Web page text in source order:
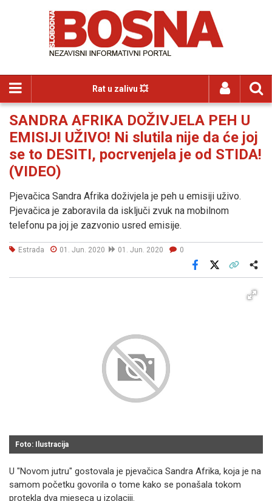
Rat u zalivu 💥
SANDRA AFRIKA DOŽIVJELA PEH U
EMISIJI UŽIVO! Ni slutila nije da će joj
se to DESITI, pocrvenjela je od STIDA!
(VIDEO)
Pjevačica Sandra Afrika doživjela je peh u emisiji uživo.
Pjevačica je zaboravila da isključi zvuk na mobilnom
telefonu pa joj je zazvonio usred emisije.
Estrada 01. Jun. 2020 01. Jun. 2020 0
Facebook
Foto: Ilustracija
U "Novom jutru" gostovala je pjevačica Sandra Afrika, koja je na
samom početku govorila o tome kako se ponašala tokom
protekla dva mjeseca u izolaciji.